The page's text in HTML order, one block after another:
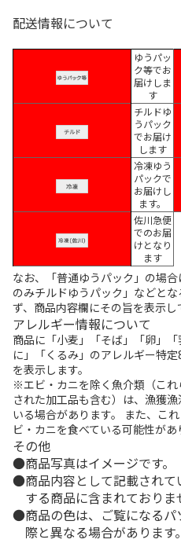
配送情報について
ゆうパッ
ク等でお
届けしま
す
チルドゆ
うパック
でお届け
します
冷凍ゆう
パックで
お届けし
ます。
佐川急便
でのお届
けとなり
ます
なお、「普通ゆうパック」の場
のみチルドゆうパック」などと
ず、商品内容欄にその旨を表示し
アレルギー情報について
商品に「小麦」「そば」「卵」
に」「くるみ」のアレルギー特
を表示します。
※エビ・カニを除く魚介類（こ
された加工品も含む）は、漁獲
いる場合があります。 また、こ
ビ・カニを食べている可能性があ
その他
商品写真はイメージです。
商品内容として記載され
する商品に含まれておりま
商品の色は、ご覧になる
際と異なる場合があります。